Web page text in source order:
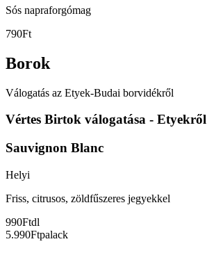
Sós napraforgómag
790Ft
Borok
Válogatás az Etyek-Budai borvidékről
Vértes Birtok válogatása - Etyekről
Sauvignon Blanc
Helyi
Friss, citrusos, zöldfűszeres jegyekkel
990Ftdl
5.990Ftpalack